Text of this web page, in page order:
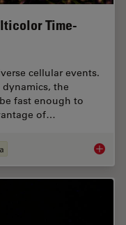
Time-
cellular events.
the
fast enough to
of…
How to